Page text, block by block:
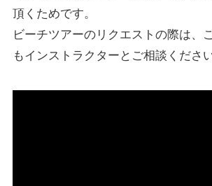
頂くためです。
ビーチツアーのリクエストの際は、
もインストラクターとご相談ください